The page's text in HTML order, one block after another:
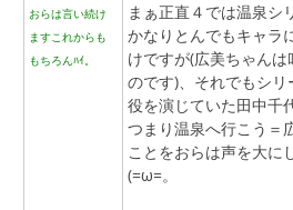
おらは言い続け
ますこれからも
もちろんﾊｲ。
まぁ正直４では温泉シ
かなりとんでもキャラ
けですが(広美ちゃん
のです)、それでもシ
役を演じていた田中千
つまり温泉へ行こう＝
ことをおらは声を大に
(=ω=。